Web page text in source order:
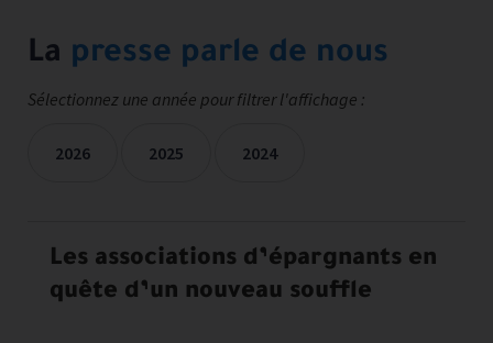
La presse parle de nous
Sélectionnez une année pour filtrer l'affichage :
2026 2025 2024
Les associations d’épargnants en
quête d’un nouveau souffle